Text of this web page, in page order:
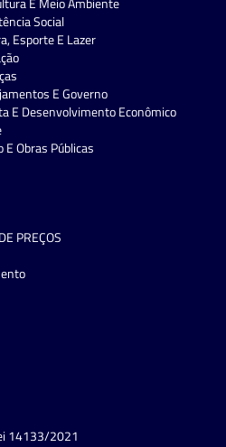
Social
Esporte E Lazer
E Governo
E Desenvolvimento Econômico
Obras Públicas
PREÇOS
14133/2021